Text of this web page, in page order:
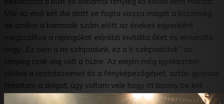
Már az első két dal alatt se fogta vissza magát a közönség,
de amikor a harmadik szám előtt az énekes egyenként
megszólítva a rajongókat előrébb invitálta őket és elmondta
hogy „Ez nem a mi színpadunk, ez a ti színpadotok”, az
tényleg csak olaj volt a tűzre. Az elején még igyekeztem
védeni a testrészeimet és a fényképezőgépet, aztán gyorsan
feladtam a dolgot, úgy voltam vele hogy itt bizony be kell
vetnie magát a közepébe az embernek, akár van nála